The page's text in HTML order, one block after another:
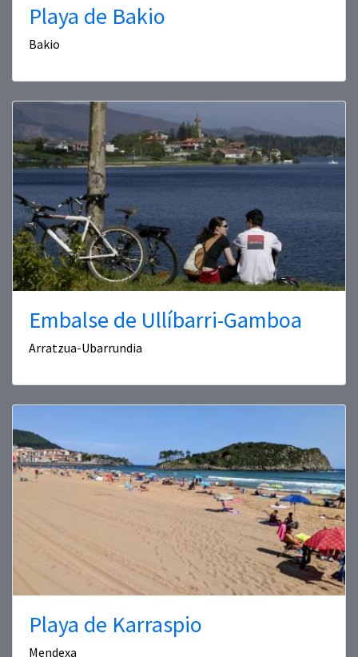
Playa de Bakio
Bakio
Embalse de Ullíbarri-Gamboa
Arratzua-Ubarrundia
Playa de Karraspio
Mendexa